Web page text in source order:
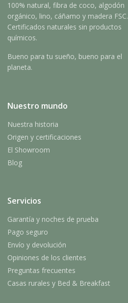
100% natural, fibra de coco, algodón
orgánico, lino, cáñamo y madera FSC.
Certificados naturales sin productos
químicos.
Bueno para tu sueño, bueno para el
planeta.
Nuestro mundo
Nuestra historia
Origen y certificaciones
El Showroom
Blog
Servicios
Garantía y noches de prueba
Pago seguro
Envío y devolución
Opiniones de los clientes
Preguntas frecuentes
Casas rurales y Bed & Breakfast